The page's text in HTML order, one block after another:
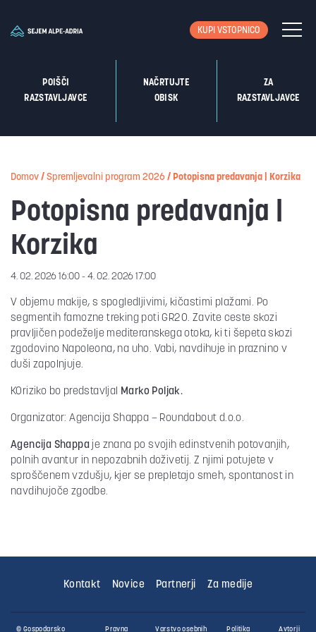
KUPI VSTOPNICO
POIŠČI
RAZSTAVLJAVCE
NAČRTUJTE
OBISK
ZA
RAZSTAVLJAVCE
Domov / Spremljevalni program 2026 / Potopisna predavanja | Korzika
Potopisna predavanja |
Korzika
4. 02. 2026 16:00 - 4. 02. 2026 17:00
V objemu makije, s spogledljivimi, kičastimi plažami. Po
segmentih famozne treking poti GR20. Zavite ceste skozi
pravljičen podeželje mediteranskega otoka, ki ti šepeta skozi
zgodovino Napoleona, na uho. Vabi, navdihuje in praznino v
duši zapolnjuje.
KOriziko bo predstavljal Marko Poljak.
Organizator: Agencija Shappa – Roundabout d.o.o.
Agencija Shappa je znana po svojih edinstvenih potovanjih,
polnih avantur in nepozabnih doživetij. Z njimi potujete v
sproščenem vzdušju, kjer se prepletajo smeh, spontanost in
navdihujoče zgodbe.
Kontakt Novice Partnerji Za medije
© Gospodarsko Pravna Varstvo osebnih Politika Avtorji